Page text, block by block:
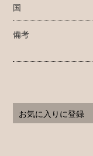
国
備考
お気に入りに登録